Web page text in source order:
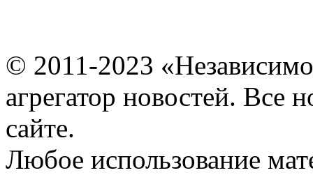
© 2011-2023
агрегатор новостей. Все
сайте.
Любое использование